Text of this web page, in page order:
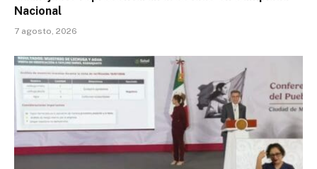
Nacional
7 agosto, 2026